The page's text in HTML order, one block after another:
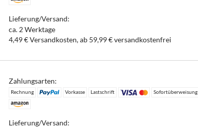
Lieferung/Versand:
ca. 2 Werktage
4,49 € Versandkosten, ab 59,99 € versandkostenfrei
Zahlungsarten:
Rechnung Vorkasse Lastschrift Sofortüberweisung
Lieferung/Versand: